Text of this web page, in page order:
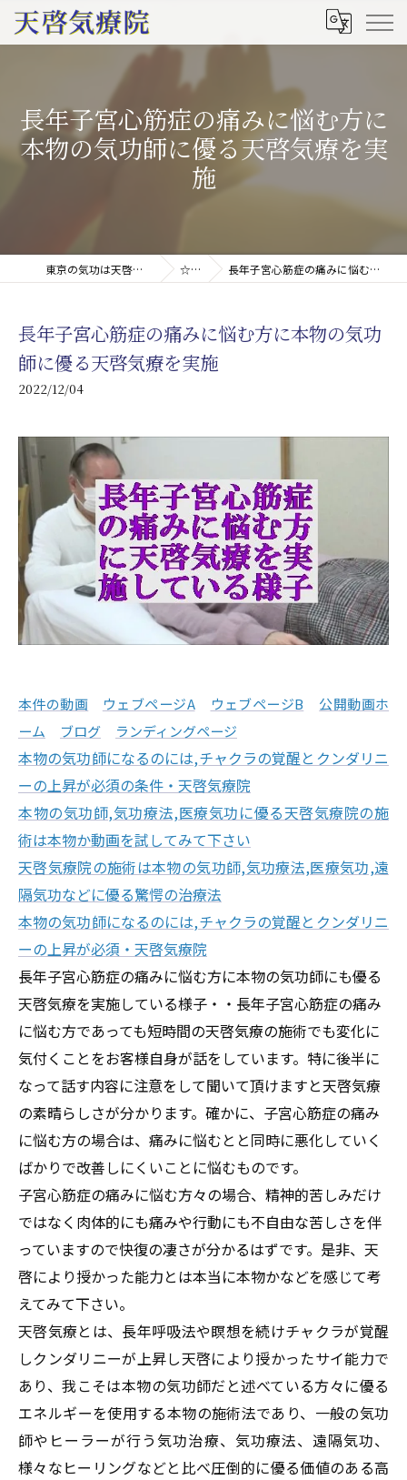
長年子宮心筋症の痛みに悩む方に
本物の気功師に優る天啓気療を実
施
東京の気功は天啓気療院(天啓気功療法治療院) ☆ブログ 長年子宮心筋症の痛みに悩む方に本物の気功師に優る天啓気療を実施
長年子宮心筋症の痛みに悩む方に本物の気功
師に優る天啓気療を実施
2022/12/04
本件の動画 ウェブページA ウェブページB
公開動画ホ
ーム
ブログ ランディングページ
本物の気功師になるのには,チャクラの覚醒とクンダリニ
ーの上昇が必須の条件・天啓気療院
本物の気功師,気功療法,医療気功に優る天啓気療院の施
術は本物か動画を試してみて下さい
天啓気療院の施術は本物の気功師,気功療法,医療気功,遠
隔気功などに優る驚愕の治療法
本物の気功師になるのには,チャクラの覚醒とクンダリニ
ーの上昇が必須・天啓気療院
長年子宮心筋症の痛みに悩む方に本物の気功師にも優る
天啓気療を実施している様子・・長年子宮心筋症の痛み
に悩む方であっても短時間の天啓気療の施術でも変化に
気付くことをお客様自身が話をしています。特に後半に
なって話す内容に注意をして聞いて頂けますと天啓気療
の素晴らしさが分かります。確かに、 子宮心筋症の痛み
に悩む方の場合は、痛みに悩むとと同時に悪化していく
ばかりで改善しにくいことに悩むものです。
子宮心筋症の痛みに悩む方々の場合、精神的苦しみだけ
ではなく肉体的にも痛みや行動にも不自由な苦しさを伴
っていますので快復の凄さが分かるはずです。是非、天
啓により授かった能力とは本当に本物かなどを感じて考
えてみて下さい。
天啓気療とは、長年呼吸法や瞑想を続けチャクラが覚醒
しクンダリニーが上昇し天啓により授かったサイ能力で
あり、我こそは本物の気功師だと述べている方々に優る
エネルギーを使用する本物の施術法であり、一般の気功
師やヒーラーが行う気功治療、気功療法、遠隔気功、
様々なヒーリングなどと比べ圧倒的に優る価値のある高